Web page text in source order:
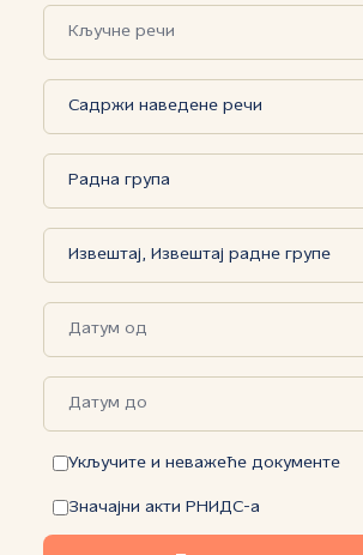
Укључите и неважеће документе
Значајни акти РНИДС-а